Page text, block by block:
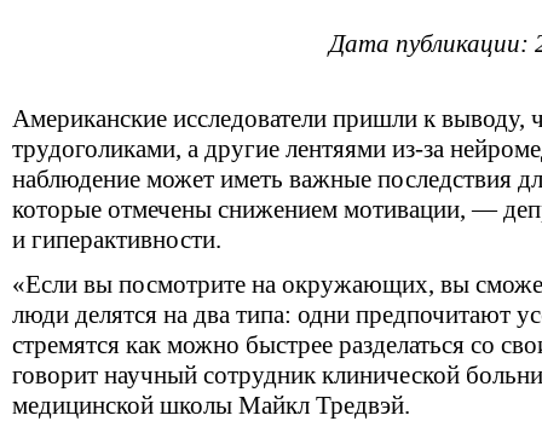
Дата публикации:
Американские исследователи пришли к выводу,
трудоголиками, а другие лентяями из‑за
наблюдение может иметь важные последствия
которые отмечены снижением мотивации, —
и гиперактивности.
«Если вы посмотрите на окру­жающих, вы
люди делятся на два типа: одни предпочитают
стремятся как можно быстрее разделаться со
говорит научный сотрудник клинической
медицинской школы Майкл Тредвэй.